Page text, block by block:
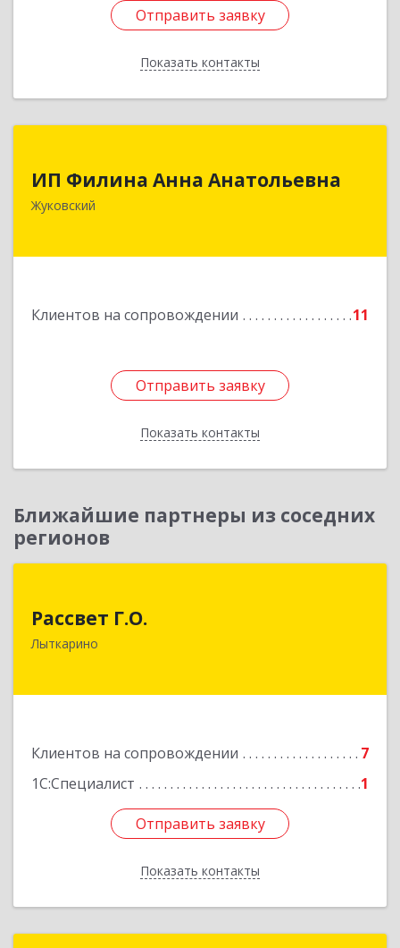
Отправить заявку
Показать контакты
Отправить заявку
Назад
ИП Филина Анна Анатольевна
Жуковский
Клиентов на сопровождении 11
Отправить заявку
Показать контакты
Подробнее
Отправить заявку
Назад
Ближайшие партнеры из соседних
регионов
Рассвет Г.О.
Лыткарино
Клиентов на сопровождении
7
1С:Специалист
1
Отправить заявку
Показать контакты
Подробнее
Отправить заявку
Назад